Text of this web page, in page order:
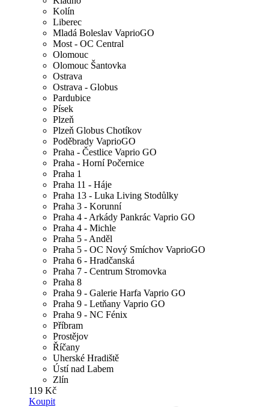
Kolín
Liberec
Mladá Boleslav VaprioGO
Most - OC Central
Olomouc
Olomouc Šantovka
Ostrava
Ostrava - Globus
Pardubice
Písek
Plzeň
Plzeň Globus Chotíkov
Poděbrady VaprioGO
Praha - Čestlice Vaprio GO
Praha - Horní Počernice
Praha 1
Praha 11 - Háje
Praha 13 - Luka Living Stodůlky
Praha 3 - Korunní
Praha 4 - Arkády Pankrác Vaprio GO
Praha 4 - Michle
Praha 5 - Anděl
Praha 5 - OC Nový Smíchov VaprioGO
Praha 6 - Hradčanská
Praha 7 - Centrum Stromovka
Praha 8
Praha 9 - Galerie Harfa Vaprio GO
Praha 9 - Letňany Vaprio GO
Praha 9 - NC Fénix
Příbram
Prostějov
Říčany
Uherské Hradiště
Ústí nad Labem
Zlín
119 Kč
Koupit